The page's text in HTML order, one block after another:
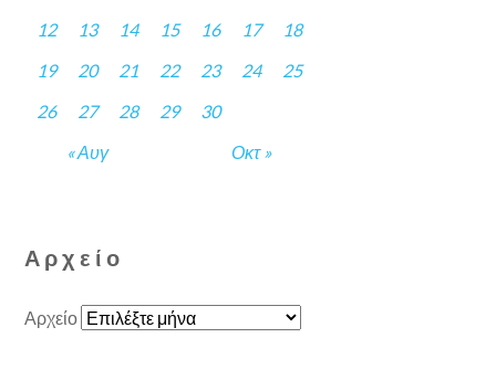
« Αυγ Οκτ »
12
13 14 15 16 17
18
19
20 21 22 23 24
25
26
27 28 29 30
Αρχείο
Αρχείο